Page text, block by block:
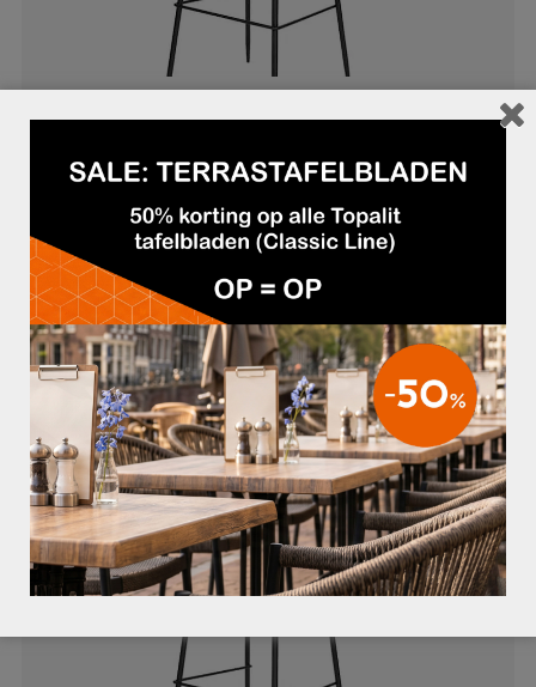
BARKRUK OCEAN VELVET BLAUW